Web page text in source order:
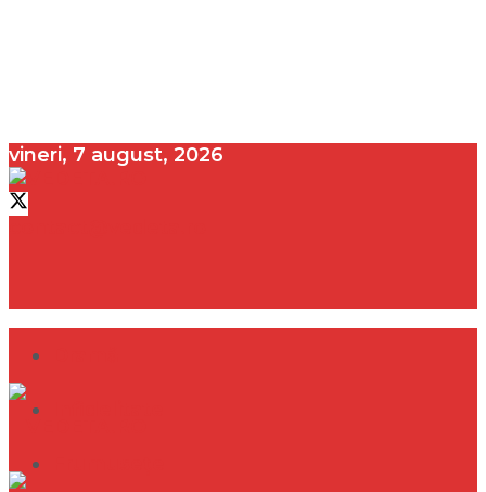
vineri, 7 august, 2026